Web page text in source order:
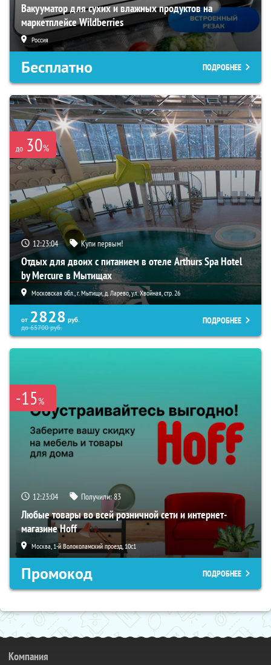
Вакууматор для сухих и влажных продуктов на
маркетплейсе Wildberries
Россия
Бесплатно ПОДРОБНЕЕ
до 30%
12:23:02 Купи первым!
Отдых для двоих с питанием в отеле Arthurs Spa Hotel
by Mercure в Мытищах
Московская обл., г. Мытищи, д. Ларево, ул. Хвойная, стр. 26
от 2828 руб.
до65700руб.
ПОДРОБНЕЕ
-15%
12:23:02 Получили:83
Любые товары во всей розничной сети и интернет-
магазине Hoff
Москва, 1-й Волоколамский проезд, 10с1
Промокод ПОДРОБНЕЕ
Компания